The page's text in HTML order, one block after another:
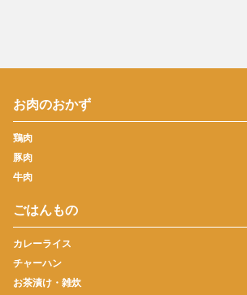
お肉のおかず
鶏肉
豚肉
牛肉
ごはんもの
カレーライス
チャーハン
お茶漬け・雑炊